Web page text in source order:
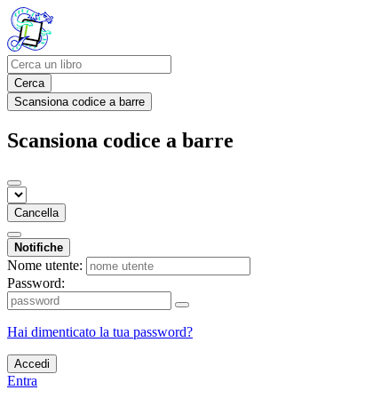
Cerca
Scansiona codice a barre
Scansiona codice a barre
Cancella
Notifiche
Nome utente:
Password:
Hai dimenticato la tua password?
Accedi
Entra